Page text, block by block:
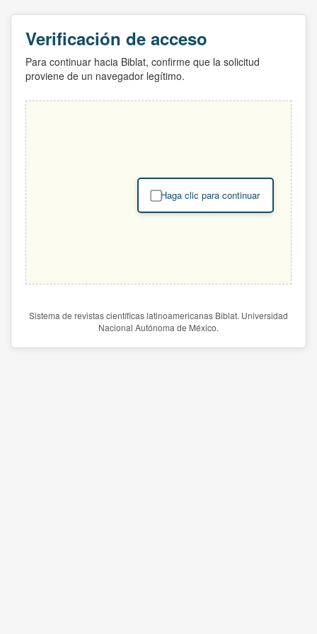
Verificación de acceso
Para continuar hacia Biblat, confirme que la solicitud
proviene de un navegador legítimo.
Haga clic para continuar
Sistema de revistas científicas latinoamericanas Biblat. Universidad
Nacional Autónoma de México.